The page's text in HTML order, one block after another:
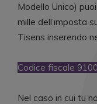
Modello Unico)
mille dell’imposta
Tisens inserendo
Codice fiscale
Nel caso in cui tu